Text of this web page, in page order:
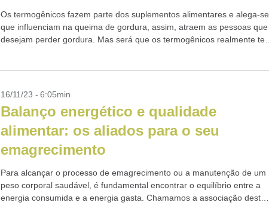
Os termogênicos fazem parte dos suplementos alimentares e alega-se
que influenciam na queima de gordura, assim, atraem as pessoas que
desejam perder gordura. Mas será que os termogênicos realmente tem
16/11/23 - 6:05min
Balanço energético e qualidade
alimentar: os aliados para o seu
emagrecimento
Para alcançar o processo de emagrecimento ou a manutenção de um
peso corporal saudável, é fundamental encontrar o equilíbrio entre a
energia consumida e a energia gasta. Chamamos a associação destes